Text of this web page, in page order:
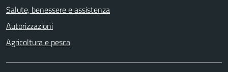
Salute, benessere e assistenza
Autorizzazioni
Agricoltura e pesca